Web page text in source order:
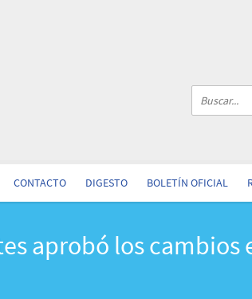
CONTACTO DIGESTO BOLETÍN OFICIAL
aprobó los cambios